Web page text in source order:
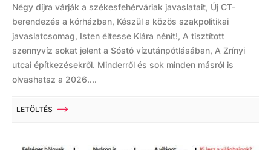
Négy díjra várják a székesfehérváriak javaslatait, Új CT-
berendezés a kórházban, Készül a közös szakpolitikai
javaslatcsomag, Isten éltesse Klára nénit!, A tisztított
szennyvíz sokat jelent a Sóstó vízutánpótlásában, A Zrínyi
utcai építkezésekről. Minderről és sok minden másról is
olvashatsz a 2026....
LETÖLTÉS